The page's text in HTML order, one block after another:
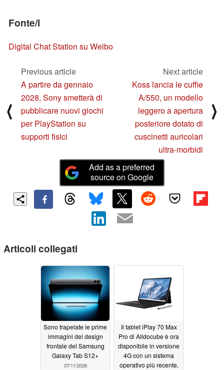
Fonte/i
Digital Chat Station su Weibo
⟨
Previous article
A partire da gennaio
2028, Sony smetterà di
pubblicare nuovi giochi
per PlayStation su
supporti fisici
Next article
Koss lancia le cuffie
A/550, un modello
leggero a apertura
posteriore dotato di
cuscinetti auricolari
ultra-morbidi
⟩
Add as a preferred
source on Google
Articoli collegati
Sono trapelate le prime
immagini del design
frontale del Samsung
Galaxy Tab S12+
07/11/2026
Il tablet iPlay 70 Max
Pro di Alldocube è ora
disponibile in versione
4G con un sistema
operativo più recente,